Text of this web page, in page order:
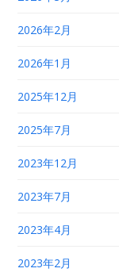
2026年2月
2026年1月
2025年12月
2025年7月
2023年12月
2023年7月
2023年4月
2023年2月